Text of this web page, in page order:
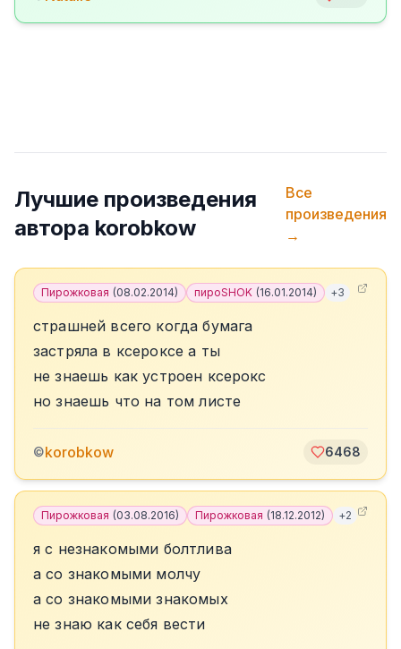
Лучшие произведения
автора korobkow
Все
произведения
→
Пирожковая (08.02.2014) пироSHOK (16.01.2014) +3
страшней всего когда бумага
застряла в ксероксе а ты
не знаешь как устроен ксерокс
но знаешь что на том листе
©korobkow 6468
Пирожковая (03.08.2016) Пирожковая (18.12.2012) +2
я с незнакомыми болтлива
а со знакомыми молчу
а со знакомыми знакомых
не знаю как себя вести